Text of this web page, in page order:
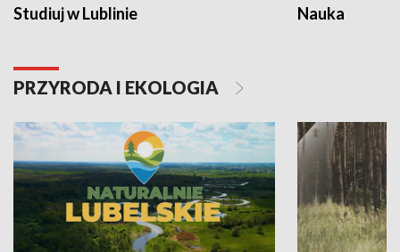
Studiuj w Lublinie Nauka
PRZYRODA I EKOLOGIA